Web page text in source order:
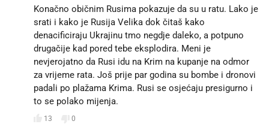
Konačno običnim Rusima pokazuje da su u ratu. Lako je
srati i kako je Rusija Velika dok čitaš kako
denacificiraju Ukrajinu tmo negdje daleko, a potpuno
drugačije kad pored tebe eksplodira. Meni je
nevjerojatno da Rusi idu na Krim na kupanje na odmor
za vrijeme rata. Još prije par godina su bombe i dronovi
padali po plažama Krima. Rusi se osjećaju presigurno i
to se polako mijenja.
13
0